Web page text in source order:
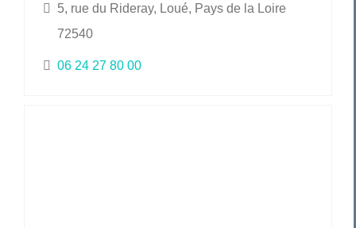
5, rue du Rideray, Loué, Pays de la Loire
72540
06 24 27 80 00